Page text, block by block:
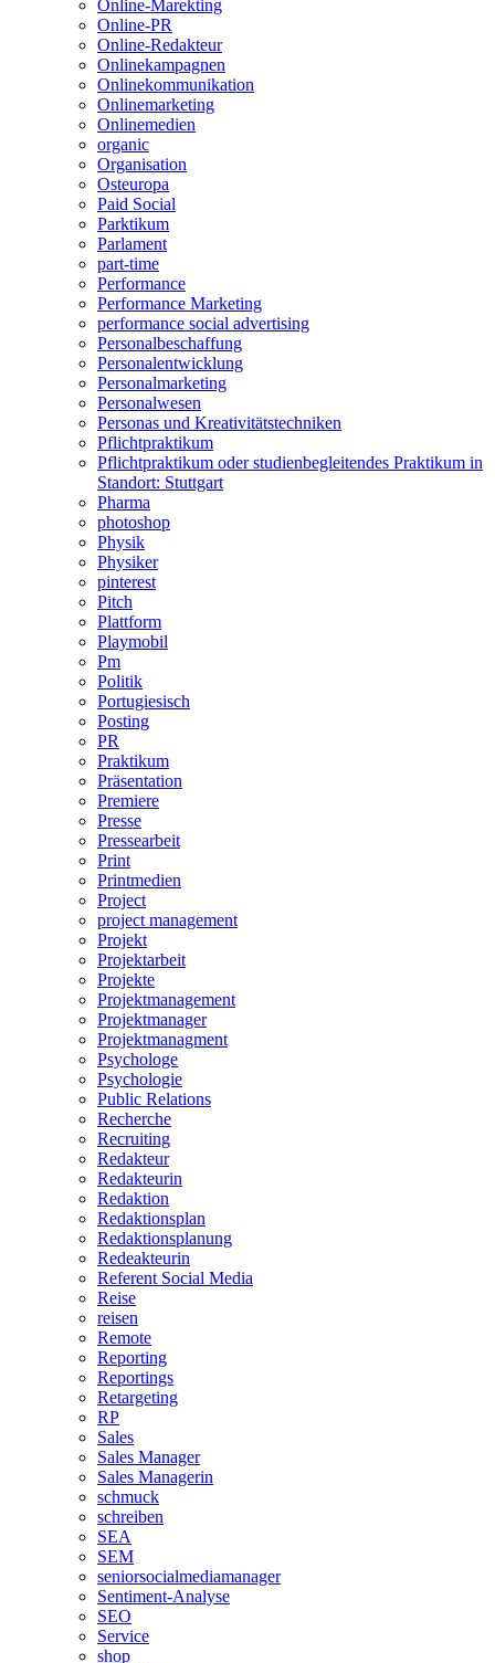
Online-Marekting
Online-PR
Online-Redakteur
Onlinekampagnen
Onlinekommunikation
Onlinemarketing
Onlinemedien
organic
Organisation
Osteuropa
Paid Social
Parktikum
Parlament
part-time
Performance
Performance Marketing
performance social advertising
Personalbeschaffung
Personalentwicklung
Personalmarketing
Personalwesen
Personas und Kreativitätstechniken
Pflichtpraktikum
Pflichtpraktikum oder studienbegleitendes Praktikum in
Standort: Stuttgart
Pharma
photoshop
Physik
Physiker
pinterest
Pitch
Plattform
Playmobil
Pm
Politik
Portugiesisch
Posting
PR
Praktikum
Präsentation
Premiere
Presse
Pressearbeit
Print
Printmedien
Project
project management
Projekt
Projektarbeit
Projekte
Projektmanagement
Projektmanager
Projektmanagment
Psychologe
Psychologie
Public Relations
Recherche
Recruiting
Redakteur
Redakteurin
Redaktion
Redaktionsplan
Redaktionsplanung
Redeakteurin
Referent Social Media
Reise
reisen
Remote
Reporting
Reportings
Retargeting
RP
Sales
Sales Manager
Sales Managerin
schmuck
schreiben
SEA
SEM
seniorsocialmediamanager
Sentiment-Analyse
SEO
Service
shop